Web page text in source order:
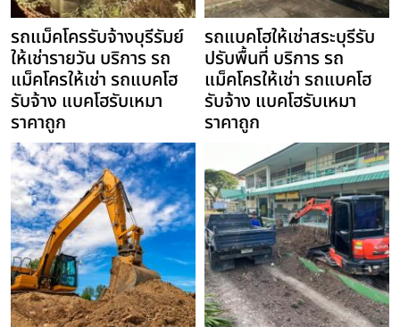
รถแม็คโครรับจ้างบุรีรัมย์
ให้เช่ารายวัน บริการ รถ
แม็คโครให้เช่า รถแบคโฮ
รับจ้าง แบคโฮรับเหมา
ราคาถูก
รถแบคโฮให้เช่าสระบุรีรับ
ปรับพื้นที่ บริการ รถ
แม็คโครให้เช่า รถแบคโฮ
รับจ้าง แบคโฮรับเหมา
ราคาถูก